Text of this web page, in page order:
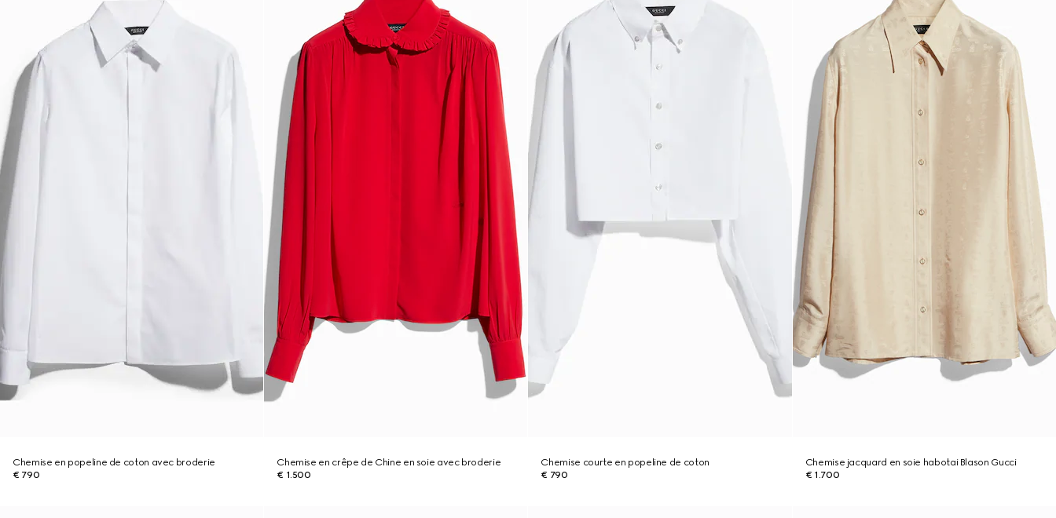
Chemise en popeline de coton avec broderie
€ 790
Chemise en crêpe de Chine en soie avec broderie
€ 1.500
Chemise courte en popeline de coton
€ 790
Chemise jacquard en soie habotai Blason Gucci
€ 1.700